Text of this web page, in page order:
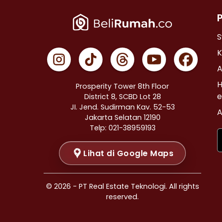
Properti Dijual di Johar Baru >
Properti Dijual di Menteng >
Properti Dijual di Tanah Abang >
Properti Dijual di Kramat >
Properti Dijual di Bendungan Hilir >
Properti Dijual di Jakarta Selatan >
Properti Dijual di Cilandak >
Properti Dijual di Gandaria Selatan >
Properti Dijual di Cipete Selatan >
Properti Dijual di Lenteng Agung >
Properti Dijual di Pondok Pinang >
Properti Dijual di Kebayoran Baru >
Properti Dijual di Mampang Prapatan >
Prosperity Tower 8th Floor
District 8, SCBD Lot 28
JI. Jend. Sudirman Kav. 52-53
Jakarta Selatan 12190
Telp: 021-38959193
Lihat di Google Maps
© 2026 - PT Real Estate Teknologi. All rights
reserved.